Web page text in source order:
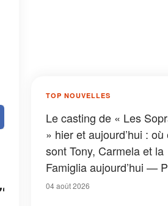
TOP NOUVELLES
Le casting de « Les
» hier et aujourd’hui : où
sont Tony, Carmela et la
Famiglia aujourd’hui —
04 août 2026